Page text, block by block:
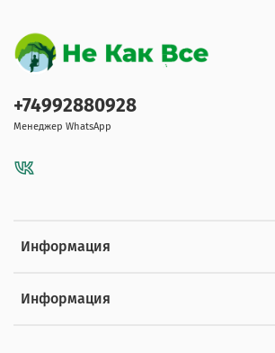
Информация
Информация
+74992880928
Менеджер WhatsApp